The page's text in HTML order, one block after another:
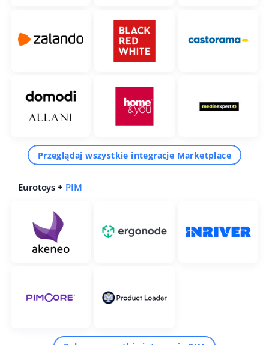
Przeglądaj wszystkie integracje Marketplace
Eurotoys + PIM